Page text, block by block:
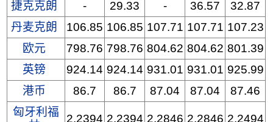
捷克克朗
- 29.33 - 36.57
32.87
丹麦克朗
106.85 106.85 107.71 107.71 107.23
欧元
798.76 798.76 804.62 804.62 801.39
英镑
924.14 924.14 931.01 931.01 925.99
港币
86.7 86.7 87.04 87.04
87.46
匈牙利福
2.2394 2.2394 2.2846 2.2846 2.2494